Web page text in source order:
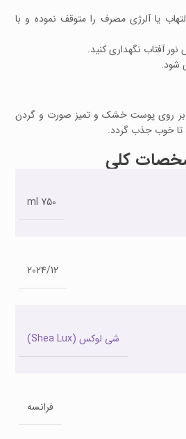
یا آلرژی مصرف را متوقف نموده و با
نور آفتاب نگهداری کنید.
شود.
بر روی پوست خشک و تمیز صورت و گردن
تا خوب جذب گردد.
کلی
750 ml
2024/12
شی لوکس (Shea Lux)
فرانسه